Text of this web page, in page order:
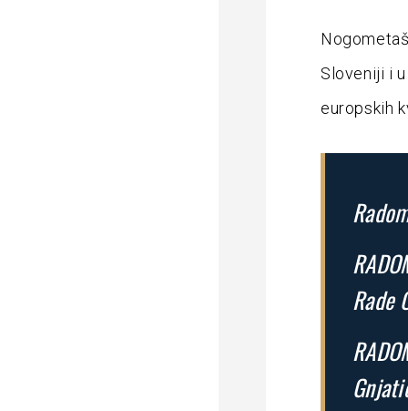
Sloveniji i
europskih
Rade